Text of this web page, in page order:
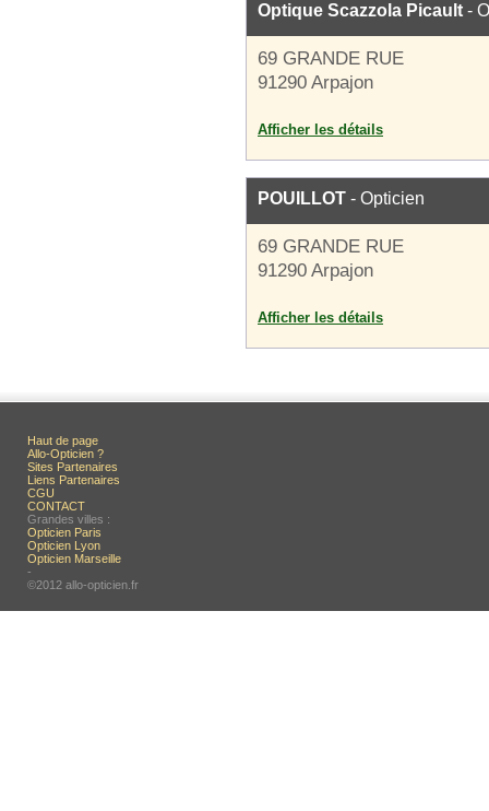
Optique Scazzola Picault -
69 GRANDE RUE
91290 Arpajon
Afficher les détails
POUILLOT - Opticien
69 GRANDE RUE
91290 Arpajon
Afficher les détails
Haut de page
Allo-Opticien ?
Sites Partenaires
Liens Partenaires
CGU
CONTACT
Grandes villes :
Opticien Paris
Opticien Lyon
Opticien Marseille
-
©2012 allo-opticien.fr